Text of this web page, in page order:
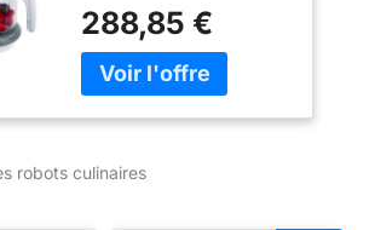
Grinder Steamer
Cooks Blends
Healthy Homemade
Baby Food in
Minutes Self
288,85 €
robots culinaires